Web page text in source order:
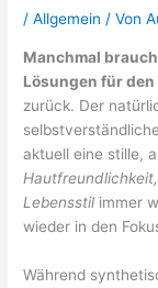
/Allgemein / Von
Manchmal
Lösungen für
zurück. Der
aktuell eine stille,
Lebensstil immer
wieder in den
Während